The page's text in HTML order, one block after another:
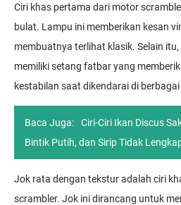
Ciri khas pertama dari motor
bulat. Lampu ini memberikan kesan
membuatnya terlihat klasik. Selain
memiliki setang fatbar yang
kestabilan saat dikendarai di
Baca Juga:
Ciri-Ciri Ikan Discus
Bintik Putih, dan Sirip Tidak
Jok rata dengan tekstur adalah ciri
scrambler. Jok ini dirancang untuk